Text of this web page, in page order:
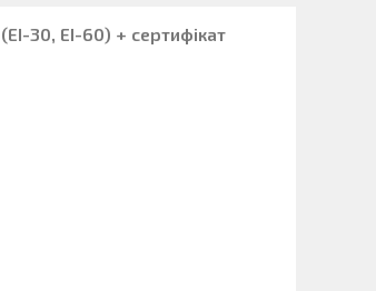
30, ЕI-60) + сертифікат